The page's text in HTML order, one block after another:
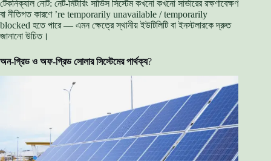
টেকনিক্যাল নোট: নেট-মিটারিং সার্ভিস সিস্টেম কখনো কখনো সার্ভারের রক্ষণাবেক্ষণ
বা নীতিগত কারণে ’re temporarily unavailable / temporarily
blocked হতে পারে — এমন ক্ষেত্রে স্থানীয় ইউটিলিটি বা ইনস্টলারকে দ্রুত
জানানো উচিত।
অন-গ্রিড ও অফ-গ্রিড সোলার সিস্টেমের পার্থক্য?